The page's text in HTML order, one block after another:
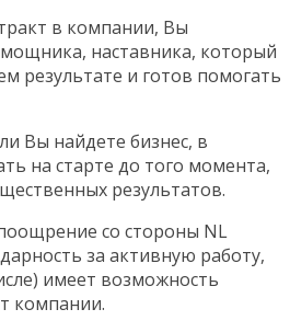
в компании, Вы
наставника, который
результате и готов помогать
Вы найдете бизнес, в
на старте до того момента,
результатов.
со стороны NL
за активную работу,
имеет возможность
компании.